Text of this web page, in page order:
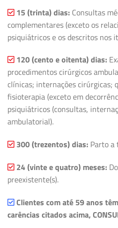
15 (trinta) dias: Consultas
complementares (exceto os
psiquiátricos e os descritos nos
120 (cento e oitenta) dias:
procedimentos cirúrgicos
clínicas; internações cirúrgicas;
fisioterapia (exceto em
psiquiátricos (consultas,
ambulatorial).
300 (trezentos) dias: Parto a
24 (vinte e quatro) meses:
preexistente(s).
Clientes com até 59 anos
carências citados acima,